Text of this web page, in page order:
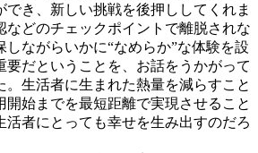
でき、新しい挑戦を後押ししてくれま
などのチェックポイントで離脱されな
しながらいかに“なめらか”な体験を設
要だということを、お話をうかがって
。生活者に生まれた熱量を減らすこと
開始までを最短距離で実現させること
活者にとっても幸せを生み出すのだろ